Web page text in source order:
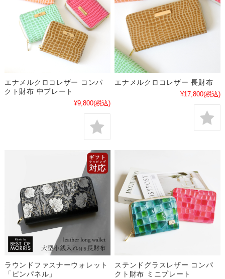
エナメルクロコレザー コンパ
クト財布 中プレート
¥9,800(税込)
エナメルクロコレザー 長財布
¥17,800(税込)
ラウンドファスナーウォレット
「ピンパネル」
ステンドグラスレザー コンパ
クト財布 ミニプレート